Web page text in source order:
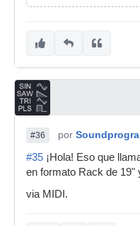
#36 por
#35 ¡Hola! Eso que
en formato Rack de 19"
via MIDI.